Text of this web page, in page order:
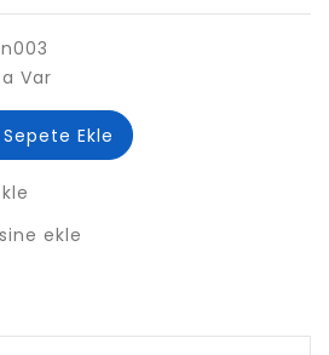
Var
Sepete Ekle
ekle